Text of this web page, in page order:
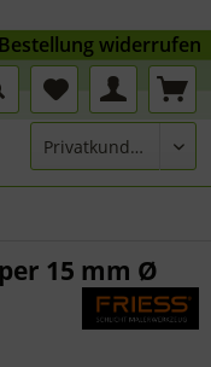
15 mm Ø
Bestellung widerrufen